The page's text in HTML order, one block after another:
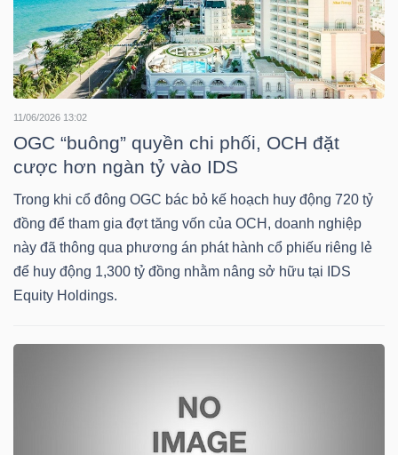
11/06/2026 13:02
OGC “buông” quyền chi phối, OCH đặt
cược hơn ngàn tỷ vào IDS
Trong khi cổ đông OGC bác bỏ kế hoạch huy động 720 tỷ
đồng để tham gia đợt tăng vốn của OCH, doanh nghiệp
này đã thông qua phương án phát hành cổ phiếu riêng lẻ
để huy động 1,300 tỷ đồng nhằm nâng sở hữu tại IDS
Equity Holdings.
NGUYÊN
VẬT
LIỆU
CÔNG
NGHIỆP
TIÊU